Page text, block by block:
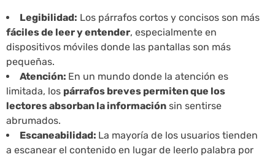
Legibilidad: Los párrafos cortos y concisos son más
fáciles de leer y entender, especialmente en
dispositivos móviles donde las pantallas son más
pequeñas.
Atención: En un mundo donde la atención es
limitada, los párrafos breves permiten que los
lectores absorban la información sin sentirse
abrumados.
Escaneabilidad: La mayoría de los usuarios tienden
a escanear el contenido en lugar de leerlo palabra por